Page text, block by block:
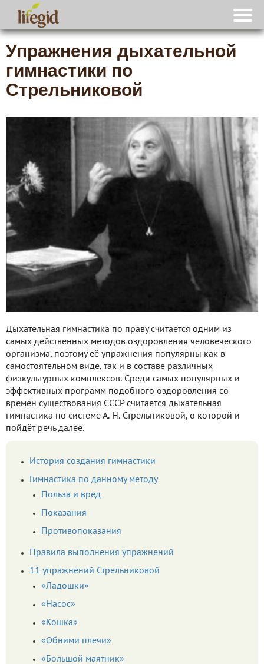
Упражнения дыхательной
гимнастики по
Стрельниковой
Дыхательная гимнастика по праву считается одним из
самых действенных методов оздоровления человеческого
организма, поэтому её упражнения популярны как в
самостоятельном виде, так и в составе различных
физкультурных комплексов. Среди самых популярных и
эффективных программ подобного оздоровления со
времён существования СССР считается дыхательная
гимнастика по системе А. Н. Стрельниковой, о которой и
пойдёт речь далее.
История создания гимнастики
Гимнастика по данному методу
Польза и вред
Показания
Противопоказания
Правила выполнения упражнений
11 упражнений Стрельниковой
«Ладошки»
«Насос»
«Кошка»
«Обними плечи»
«Большой маятник»